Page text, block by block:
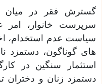
گسترش فقر در میان
سرپرست خانوار، امر
سیاست عدم استخدام،
های گوناگون، دستمزد
استثمار سنگین در
دستمزد زنان و